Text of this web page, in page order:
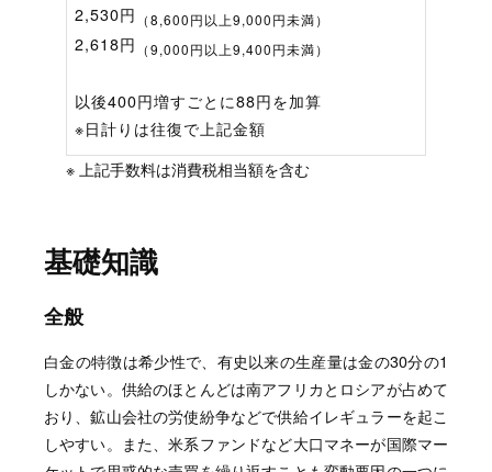
2,530円 （8,600円以上9,000円未満）
2,618円 （9,000円以上9,400円未満）
以後400円増すごとに88円を加算
※日計りは往復で上記金額
※ 上記手数料は消費税相当額を含む
基礎知識
全般
白金の特徴は希少性で、有史以来の生産量は金の30分の1
しかない。供給のほとんどは南アフリカとロシアが占めて
おり、鉱山会社の労使紛争などで供給イレギュラーを起こ
しやすい。また、米系ファンドなど大口マネーが国際マー